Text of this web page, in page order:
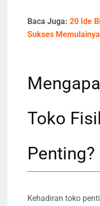
Baca Juga: 20 Ide
Sukses Memulainya
Toko
Penting?
Kehadiran toko